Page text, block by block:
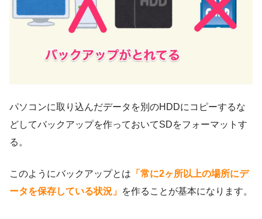
パソコンに取り込んだデータを別のHDDにコピーするな
どしてバックアップを作っておいてSDをフォーマットす
る。
このようにバックアップとは 「常に2ヶ所以上の場所にデ
ータを保存している状況」 を作ることが基本になります。